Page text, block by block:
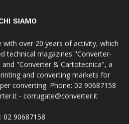
SIAMO
with over 20 years of activity, which
technical magazines "Converter-
and "Converter & Cartotecnica", a
and converting markets for
converting. Phone: 02 90687158
- corrugate@converter.it
02 90687158